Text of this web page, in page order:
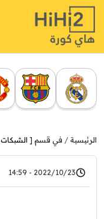
الرئيسية في قسم [ الشبكات
2022/10/23 - 14:59